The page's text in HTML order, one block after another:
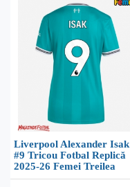
Liverpool Alexander Isak
#9 Tricou Fotbal Replică
2025-26 Femei Treilea